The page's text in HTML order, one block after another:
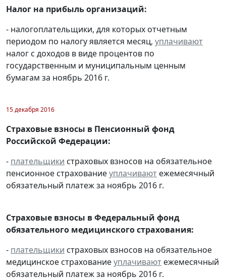
Налог на прибыль организаций:
- налогоплательщики, для которых отчетным
периодом по налогу является месяц, уплачивают
налог с доходов в виде процентов по
государственным и муниципальным ценным
бумагам за ноябрь 2016 г.
15 декабря 2016
Страховые взносы в Пенсионный фонд
Российской Федерации:
- плательщики страховых взносов на обязательное
пенсионное страхованиеуплачивают ежемесячный
обязательный платеж за ноябрь 2016 г.
Страховые взносы в Федеральный фонд
обязательного медицинского страхования:
- плательщики страховых взносов на обязательное
медицинское страхованиеуплачивают ежемесячный
обязательный платеж за ноябрь 2016 г.